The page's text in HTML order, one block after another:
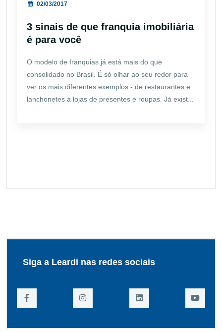
02/03/2017
3 sinais de que franquia imobiliária
é para você
O modelo de franquias já está mais do que
consolidado no Brasil. É só olhar ao seu redor para
ver os mais diferentes exemplos - de restaurantes e
lanchonetes a lojas de presentes e roupas. Já exist...
Siga a Leardi nas redes sociais